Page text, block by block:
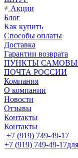
Акции
Блог
Как купить
Способы оплаты
Доставка
Гарантии возврата
ПУНКТЫ
ПОЧТА РОССИИ
Компания
О компании
Новости
Отзывы
Контакты
Контакты
+7 (919) 749-49-17
+7 (919) 749-49-17